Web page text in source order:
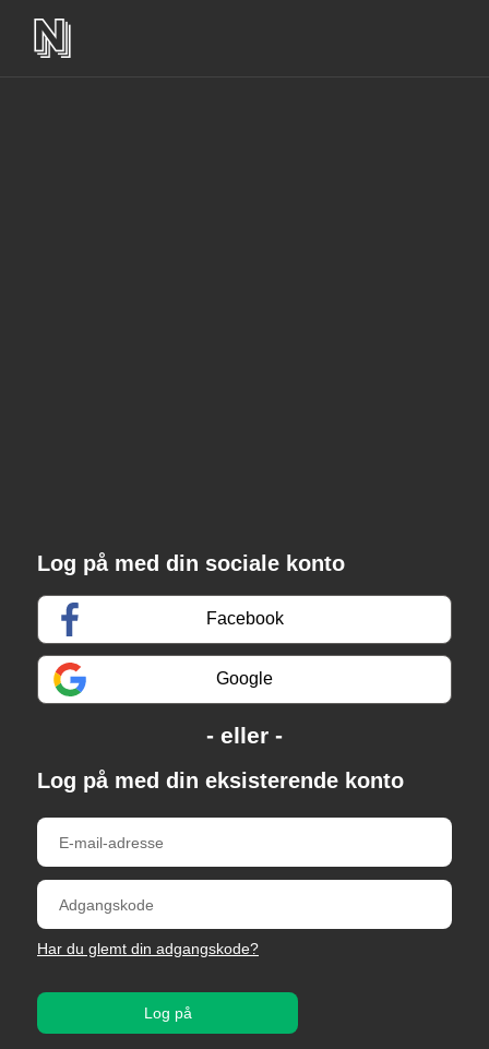
Log på med din sociale konto
Facebook
Google
Log på med din eksisterende konto
Har du glemt din adgangskode?
Log på